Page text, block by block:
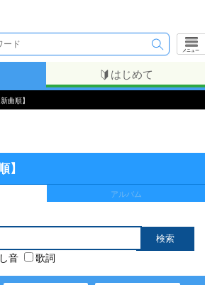
メニュー
はじめて
曲順】
】
アルバム
音 歌詞